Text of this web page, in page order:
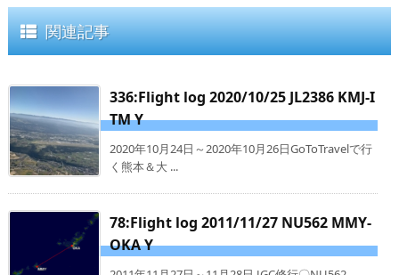
関連記事
336:Flight log 2020/10/25 JL2386 KMJ-I
TM Y
2020年10月24日～2020年10月26日GoToTravelで行
く熊本＆大 ...
78:Flight log 2011/11/27 NU562 MMY-
OKA Y